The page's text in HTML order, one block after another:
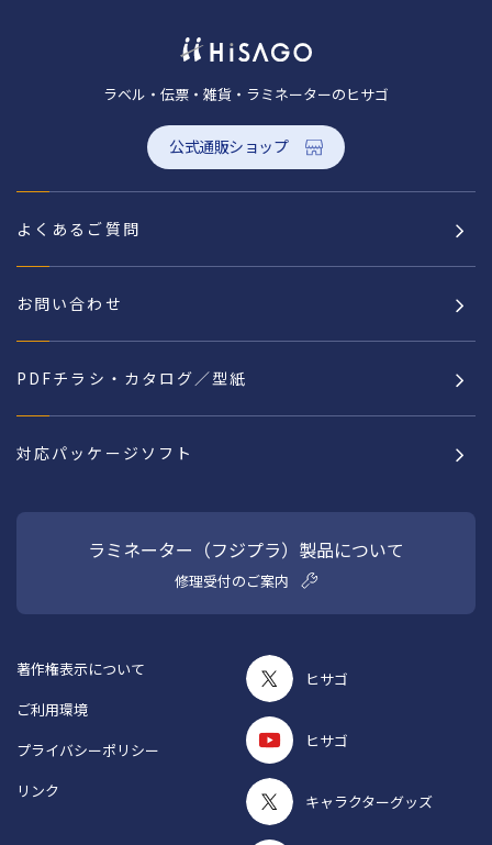
ラベル・伝票・雑貨・ラミネーターのヒサゴ
公式通販ショップ
よくあるご質問
お問い合わせ
PDFチラシ・カタログ／型紙
対応パッケージソフト
ラミネーター（フジプラ）製品について
修理受付のご案内
ヒサゴ
ヒサゴ
キャラクターグッズ
著作権表示について
ご利用環境
プライバシーポリシー
リンク